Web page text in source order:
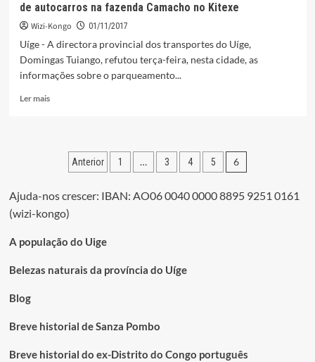
de autocarros na fazenda Camacho no Kitexe
Wizi-Kongo 01/11/2017
Uíge - A directora provincial dos transportes do Uíge,
Domingas Tuiango, refutou terça-feira, nesta cidade, as
informações sobre o parqueamento...
Ler maisLeia
transportes
refuta
parqueamento
autocarros
fazenda
Paginação
conteúdos
Anterior 1 … 3 4 5 6
Ajuda-nos crescer: IBAN: AO06 0040 0000 8895 9251 0161
(wizi-kongo)
A população do Uige
Belezas naturais da província do Uíge
Blog
Breve historial de Sanza Pombo
Breve historial do ex-Distrito do Congo português